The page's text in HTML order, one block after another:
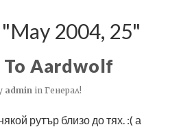
2004, 25"
To Aardwolf
admin in Генерал!
рутър близо до тях. :( а